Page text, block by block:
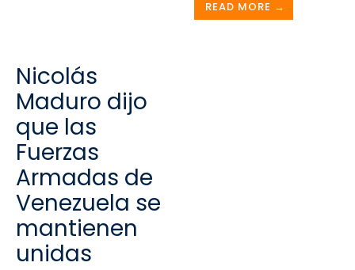
READ MORE →
Nicolás
Maduro dijo
que las
Fuerzas
Armadas de
Venezuela se
mantienen
unidas